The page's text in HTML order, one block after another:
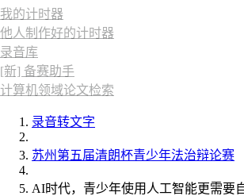
我的计时器
他人制作好的计时器
录音库
[新] 备赛助手
计算机领域论文检索
录音转文字
苏州第五届清朗杯青少年法治辩论赛
AI时代，青少年使用人工智能更需要